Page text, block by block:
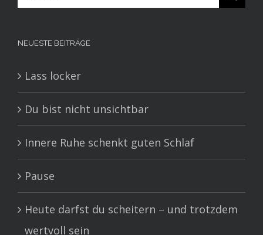
nach:
NEUESTE BEITRÄGE
Lass locker
Du bist nicht unsichtbar
Innere Ruhe schenkt guten Schlaf
Pause
Heute darfst du scheitern – und trotzdem
wertvoll sein